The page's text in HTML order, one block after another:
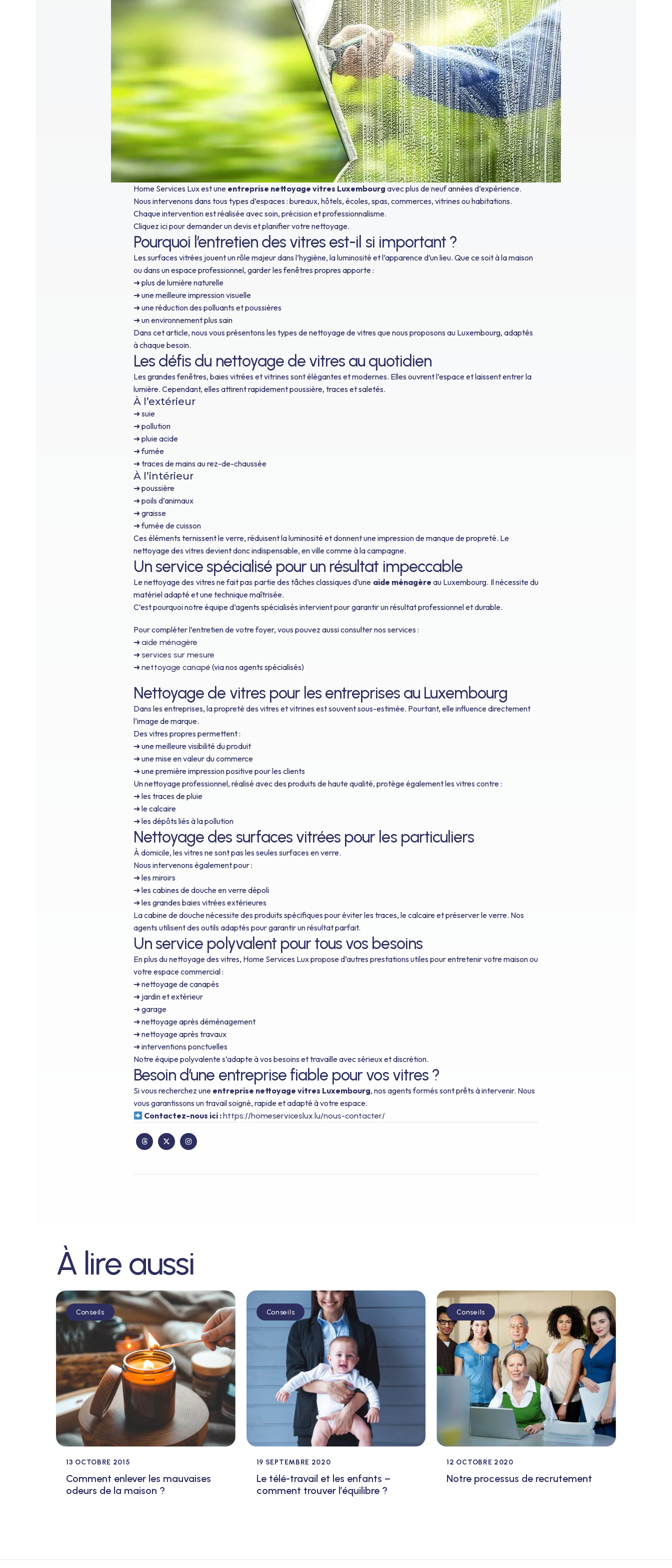
Home Services Lux est une entreprise nettoyage vitres Luxembourg avec plus de neuf années d’expérience.
Nous intervenons dans tous types d’espaces : bureaux, hôtels, écoles, spas, commerces, vitrines ou habitations.
Chaque intervention est réalisée avec soin, précision et professionnalisme.
Cliquez ici pour demander un devis et planifier votre nettoyage.
Pourquoi l’entretien des vitres est-il si important ?
Les surfaces vitrées jouent un rôle majeur dans l’hygiène, la luminosité et l’apparence d’un lieu. Que ce soit à la maison
ou dans un espace professionnel, garder les fenêtres propres apporte :
➜ plus de lumière naturelle
➜ une meilleure impression visuelle
➜ une réduction des polluants et poussières
➜ un environnement plus sain
Dans cet article, nous vous présentons les types de nettoyage de vitres que nous proposons au Luxembourg, adaptés
à chaque besoin.
Les défis du nettoyage de vitres au quotidien
Les grandes fenêtres, baies vitrées et vitrines sont élégantes et modernes. Elles ouvrent l’espace et laissent entrer la
lumière. Cependant, elles attirent rapidement poussière, traces et saletés.
À l’extérieur
➜ suie
➜ pollution
➜ pluie acide
➜ fumée
➜ traces de mains au rez-de-chaussée
À l’intérieur
➜ poussière
➜ poils d’animaux
➜ graisse
➜ fumée de cuisson
Ces éléments ternissent le verre, réduisent la luminosité et donnent une impression de manque de propreté. Le
nettoyage des vitres devient donc indispensable, en ville comme à la campagne.
Un service spécialisé pour un résultat impeccable
Le nettoyage des vitres ne fait pas partie des tâches classiques d’une aide ménagère au Luxembourg. Il nécessite du
matériel adapté et une technique maîtrisée.
C’est pourquoi notre équipe d’agents spécialisés intervient pour garantir un résultat professionnel et durable.
Pour compléter l’entretien de votre foyer, vous pouvez aussi consulter nos services :
➜ aide ménagère
➜ services sur mesure
➜ nettoyage canapé (via nos agents spécialisés)
Nettoyage de vitres pour les entreprises au Luxembourg
Dans les entreprises, la propreté des vitres et vitrines est souvent sous-estimée. Pourtant, elle influence directement
l’image de marque.
Des vitres propres permettent :
➜ une meilleure visibilité du produit
➜ une mise en valeur du commerce
➜ une première impression positive pour les clients
Un nettoyage professionnel, réalisé avec des produits de haute qualité, protège également les vitres contre :
➜ les traces de pluie
➜ le calcaire
➜ les dépôts liés à la pollution
Nettoyage des surfaces vitrées pour les particuliers
À domicile, les vitres ne sont pas les seules surfaces en verre.
Nous intervenons également pour :
➜ les miroirs
➜ les cabines de douche en verre dépoli
➜ les grandes baies vitrées extérieures
La cabine de douche nécessite des produits spécifiques pour éviter les traces, le calcaire et préserver le verre. Nos
agents utilisent des outils adaptés pour garantir un résultat parfait.
Un service polyvalent pour tous vos besoins
En plus du nettoyage des vitres, Home Services Lux propose d’autres prestations utiles pour entretenir votre maison ou
votre espace commercial :
➜ nettoyage de canapés
➜ jardin et extérieur
➜ garage
➜ nettoyage après déménagement
➜ nettoyage après travaux
➜ interventions ponctuelles
Notre équipe polyvalente s’adapte à vos besoins et travaille avec sérieux et discrétion.
Besoin d’une entreprise fiable pour vos vitres ?
Si vous recherchez une entreprise nettoyage vitres Luxembourg, nos agents formés sont prêts à intervenir. Nous
vous garantissons un travail soigné, rapide et adapté à votre espace.
Contactez-nous ici :https://homeserviceslux.lu/nous-contacter/
À lire aussi
Conseils
13 OCTOBRE 2015
Comment enlever les mauvaises
odeurs de la maison ?
Conseils
19 SEPTEMBRE 2020
Le télé-travail et les enfants –
comment trouver l’équilibre ?
Conseils
12 OCTOBRE 2020
Notre processus de recrutement